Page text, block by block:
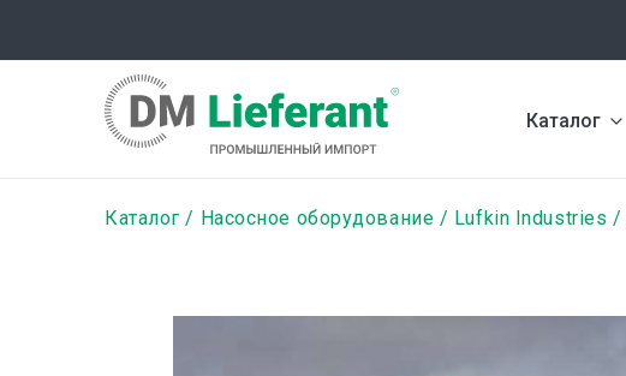
содержанию
Каталог
Строка
Каталог Насосное оборудование Lufkin Industries